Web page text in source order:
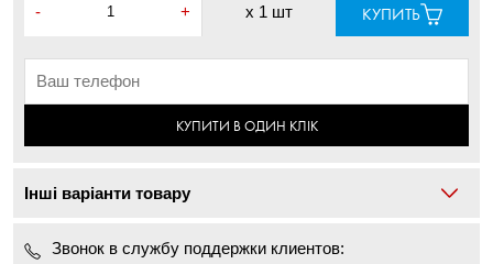
- + x 1 шт КУПИТЬ
КУПИТИ В ОДИН КЛІК
Інші варіанти товару
Звонок в службу поддержки клиентов: